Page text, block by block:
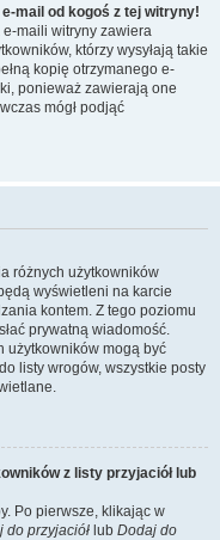
mail od kogoś z tej witryny!
e-maili witryny zawiera
którzy wysyłają takie
kopię otrzymanego e-
ponieważ zawierają one
mógł podjąć
różnych użytkowników
wyświetleni na karcie
kontem. Z tego poziomu
prywatną wiadomość.
użytkowników mogą być
listy wrogów, wszystkie posty
z listy przyjaciół lub
Po pierwsze, klikając w
do przyjaciół lub Dodaj do